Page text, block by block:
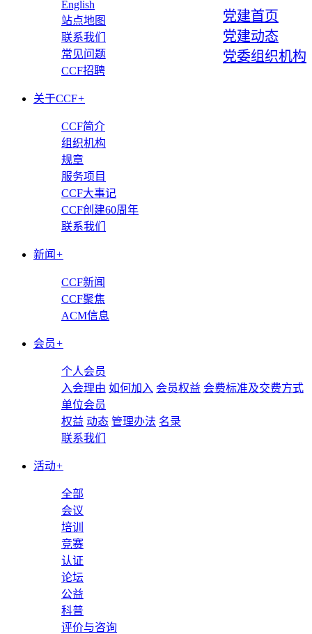
党建首页
党建动态
党委组织机构
English
站点地图
联系我们
常见问题
CCF招聘
关于CCF+
CCF简介
组织机构
规章
服务项目
CCF大事记
CCF创建60周年
联系我们
新闻 +
CCF新闻
CCF聚焦
ACM信息
会员+
个人会员
入会理由 如何加入 会员权益 会费标准及交费方式
单位会员
权益 动态 管理办法 名录
联系我们
活动+
全部
会议
培训
竞赛
认证
论坛
公益
科普
评价与咨询